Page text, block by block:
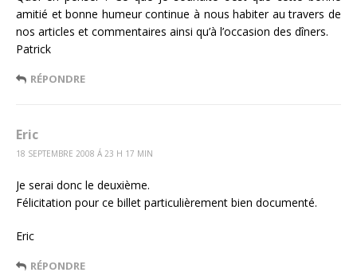
amitié et bonne humeur continue à nous habiter au travers de
nos articles et commentaires ainsi qu’à l’occasion des dîners.
Patrick
RÉPONDRE
Eric
18 SEPTEMBRE 2008 Á 23 H 17 MIN
Je serai donc le deuxième.
Félicitation pour ce billet particulièrement bien documenté.
Eric
RÉPONDRE